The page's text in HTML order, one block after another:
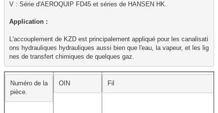
V : Série d'AEROQUIP FD45 et séries de HANSEN HK.
Application :
L'accouplement de KZD est principalement appliqué pour les canalisati
ons hydrauliques hydrauliques aussi bien que l'eau, la vapeur, et les lig
nes de transfert chimiques de quelques gaz.
Numéro de la
pièce.
OIN Fil